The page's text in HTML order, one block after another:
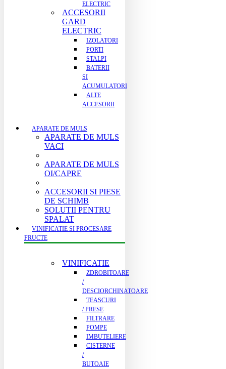
ELECTRIC
ACCESORII
GARD
ELECTRIC
IZOLATORI
PORTI
STALPI
BATERII
SI
ACUMULATORI
ALTE
ACCESORII
APARATE DE MULS
APARATE DE MULS
VACI
APARATE DE MULS
OI/CAPRE
ACCESORII SI PIESE
DE SCHIMB
SOLUTII PENTRU
SPALAT
VINIFICATIE SI PROCESARE
FRUCTE
VINIFICATIE
ZDROBITOARE
/
DESCIORCHINATOARE
TEASCURI
/ PRESE
FILTRARE
POMPE
IMBUTELIERE
CISTERNE
/
BUTOAIE